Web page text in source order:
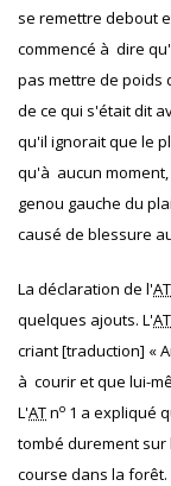
se remettre debout
commencé à dire
pas mettre de poids
de ce qui s'était dit
qu'il ignorait que le
qu'à aucun
genou gauche du
causé de blessure
La déclaration de l'AT
quelques ajouts. L'AT
criant [traduction] «
à courir et que lui-
L'ATno 1 a expliqué
tombé durement
course dans la forêt.